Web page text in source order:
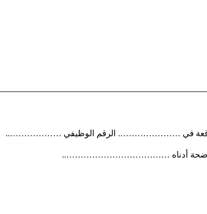
في …………………. الرقم الوظيفي ………………..
أدناه ………………………………..